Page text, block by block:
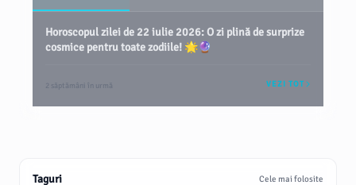
Horoscopul zilei de 22 iulie 2026: O zi plină de surprize
cosmice pentru toate zodiile! 🌟🔮
2 săptămâni în urmă VEZI TOT
Taguri Cele mai folosite